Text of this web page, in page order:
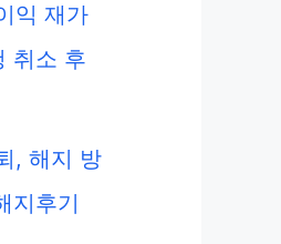
익 재가
취소 후
, 해지 방
지후기